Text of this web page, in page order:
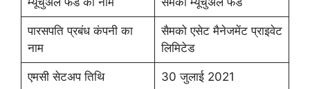
पारसपति प्रबंध कंपनी का
नाम
सैमको एसेट मैनेजमेंट प्राइवेट
लिमिटेड
एमसी सेटअप तिथि 30 जुलाई 2021